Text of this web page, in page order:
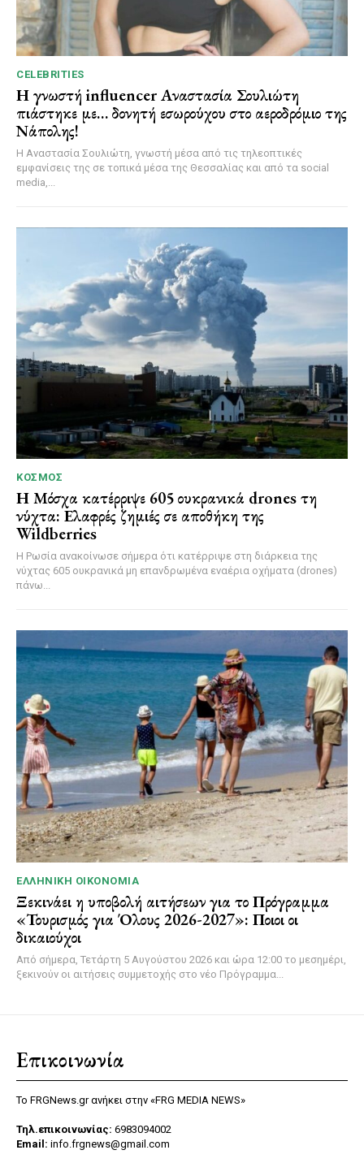
CELEBRITIES
Η γνωστή influencer Αναστασία Σουλιώτη
πιάστηκε με… δονητή εσωρούχου στο αεροδρόμιο της
Νάπολης!
Η Αναστασία Σουλιώτη, γνωστή μέσα από τις τηλεοπτικές
εμφανίσεις της σε τοπικά μέσα της Θεσσαλίας και από τα social
media,...
ΚΌΣΜΟΣ
Η Μόσχα κατέρριψε 605 ουκρανικά drones τη
νύχτα: Ελαφρές ζημιές σε αποθήκη της
Wildberries
Η Ρωσία ανακοίνωσε σήμερα ότι κατέρριψε στη διάρκεια της
νύχτας 605 ουκρανικά μη επανδρωμένα εναέρια οχήματα (drones)
πάνω...
ΕΛΛΗΝΙΚΉ ΟΙΚΟΝΟΜΊΑ
Ξεκινάει η υποβολή αιτήσεων για το Πρόγραμμα
«Τουρισμός για Όλους 2026-2027»: Ποιοι οι
δικαιούχοι
Από σήμερα, Τετάρτη 5 Αυγούστου 2026 και ώρα 12:00 το μεσημέρι,
ξεκινούν οι αιτήσεις συμμετοχής στο νέο Πρόγραμμα...
Επικοινωνία
Το FRGNews.gr ανήκει στην «FRG MEDIA NEWS»
Τηλ.επικοινωνίας: 6983094002
Email: info.frgnews@gmail.com